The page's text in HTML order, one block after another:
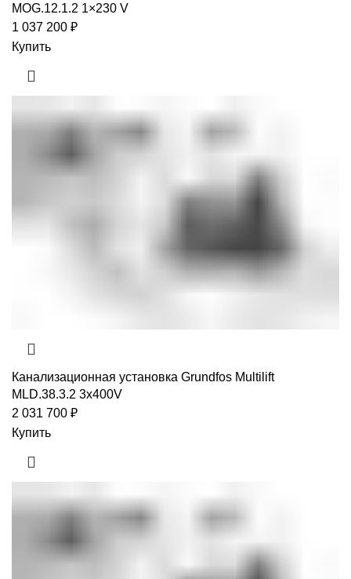
MOG.12.1.2 1×230 V
1 037 200 ₽
Купить
Канализационная установка Grundfos Multilift
MLD.38.3.2 3x400V
2 031 700 ₽
Купить